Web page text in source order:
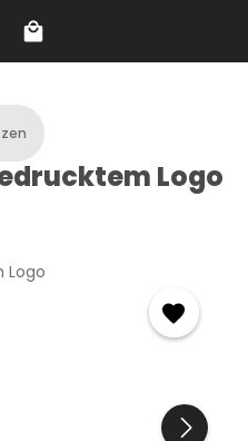
Shopping cart
Logo